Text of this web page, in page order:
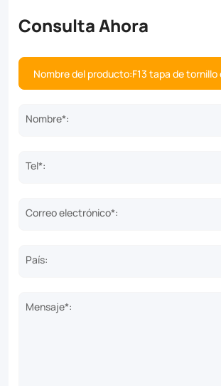
Consulta Ahora
Nombre*:
Tel*:
Correo electrónico*:
País:
Mensaje*: